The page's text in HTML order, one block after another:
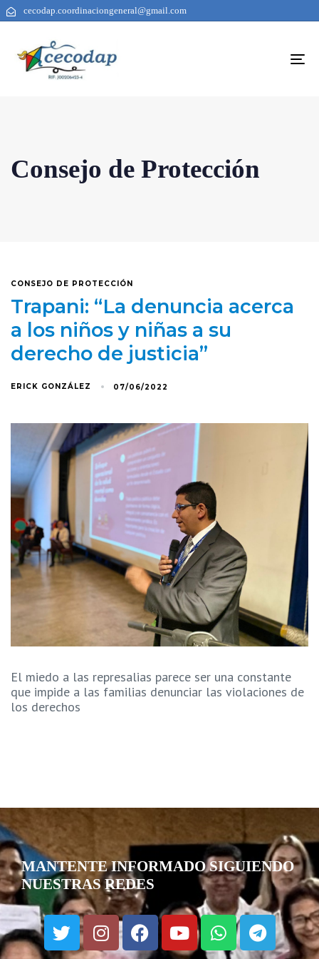
cecodap.coordinaciongeneral@gmail.com
Consejo de Protección
CONSEJO DE PROTECCIÓN
Trapani: “La denuncia acerca
a los niños y niñas a su
derecho de justicia”
ERICK GONZÁLEZ 07/06/2022
El miedo a las represalias parece ser una constante
que impide a las familias denunciar las violaciones de
los derechos
MANTENTE INFORMADO SIGUIENDO
NUESTRAS REDES